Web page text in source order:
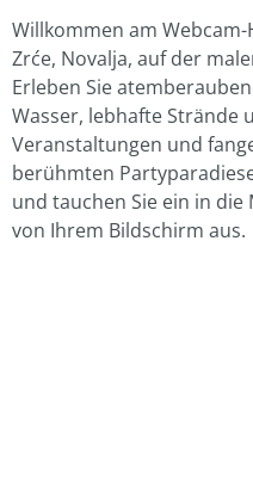
Willkommen am
Zrće, Novalja, auf der
Erleben Sie
Wasser, lebhafte Strände
Veranstaltungen und
berühmten
und tauchen Sie ein in die
von Ihrem Bildschirm aus.